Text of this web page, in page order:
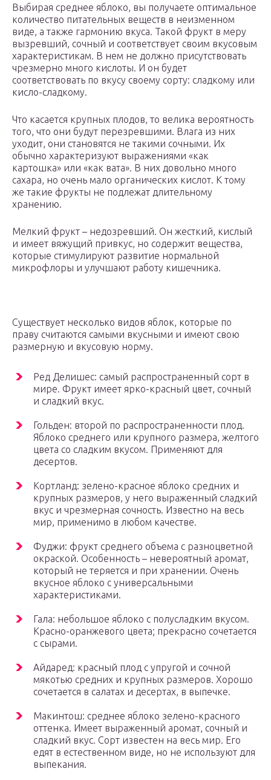
Выбирая среднее яблоко, вы получаете оптимальное
количество питательных веществ в неизменном
виде, а также гармонию вкуса. Такой фрукт в меру
вызревший, сочный и соответствует своим вкусовым
характеристикам. В нем не должно присутствовать
чрезмерно много кислоты. И он будет
соответствовать по вкусу своему сорту: сладкому или
кисло-сладкому.
Что касается крупных плодов, то велика вероятность
того, что они будут перезревшими. Влага из них
уходит, они становятся не такими сочными. Их
обычно характеризуют выражениями «как
картошка» или «как вата». В них довольно много
сахара, но очень мало органических кислот. К тому
же такие фрукты не подлежат длительному
хранению.
Мелкий фрукт – недозревший. Он жесткий, кислый
и имеет вяжущий привкус, но содержит вещества,
которые стимулируют развитие нормальной
микрофлоры и улучшают работу кишечника.
Существует несколько видов яблок, которые по
праву считаются самыми вкусными и имеют свою
размерную и вкусовую норму.
Ред Делишес: самый распространенный сорт в
мире. Фрукт имеет ярко-красный цвет, сочный
и сладкий вкус.
Гольден: второй по распространенности плод.
Яблоко среднего или крупного размера, желтого
цвета со сладким вкусом. Применяют для
десертов.
Кортланд: зелено-красное яблоко средних и
крупных размеров, у него выраженный сладкий
вкус и чрезмерная сочность. Известно на весь
мир, применимо в любом качестве.
Фуджи: фрукт среднего объема с разноцветной
окраской. Особенность – невероятный аромат,
который не теряется и при хранении. Очень
вкусное яблоко с универсальными
характеристиками.
Гала: небольшое яблоко с полусладким вкусом.
Красно-оранжевого цвета; прекрасно сочетается
с сырами.
Айдаред: красный плод с упругой и сочной
мякотью средних и крупных размеров. Хорошо
сочетается в салатах и десертах, в выпечке.
Макинтош: среднее яблоко зелено-красного
оттенка. Имеет выраженный аромат, сочный и
сладкий вкус. Сорт известен на весь мир. Его
едят в естественном виде, но не используют для
выпекания.